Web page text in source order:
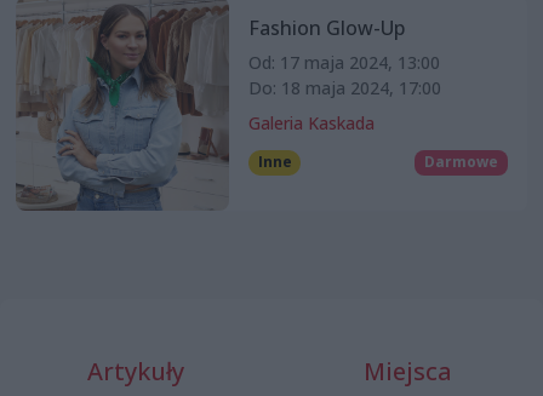
Fashion Glow-Up
Od: 17 maja 2024, 13:00
Do: 18 maja 2024, 17:00
Galeria Kaskada
Inne Darmowe
Artykuły Miejsca